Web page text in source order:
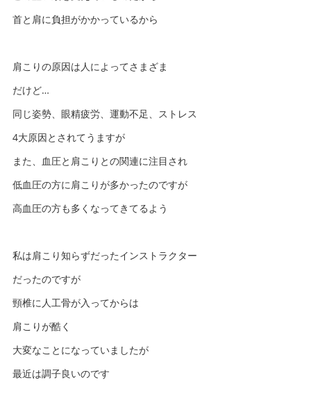
首と肩に負担がかかっているから
肩こりの原因は人によってさまざま
だけど…
同じ姿勢、眼精疲労、運動不足、ストレス
4大原因とされてうますが
また、血圧と肩こりとの関連に注目され
低血圧の方に肩こりが多かったのですが
高血圧の方も多くなってきてるよう
私は肩こり知らずだったインストラクター
だったのですが
頸椎に人工骨が入ってからは
肩こりが酷く
大変なことになっていましたが
最近は調子良いのです